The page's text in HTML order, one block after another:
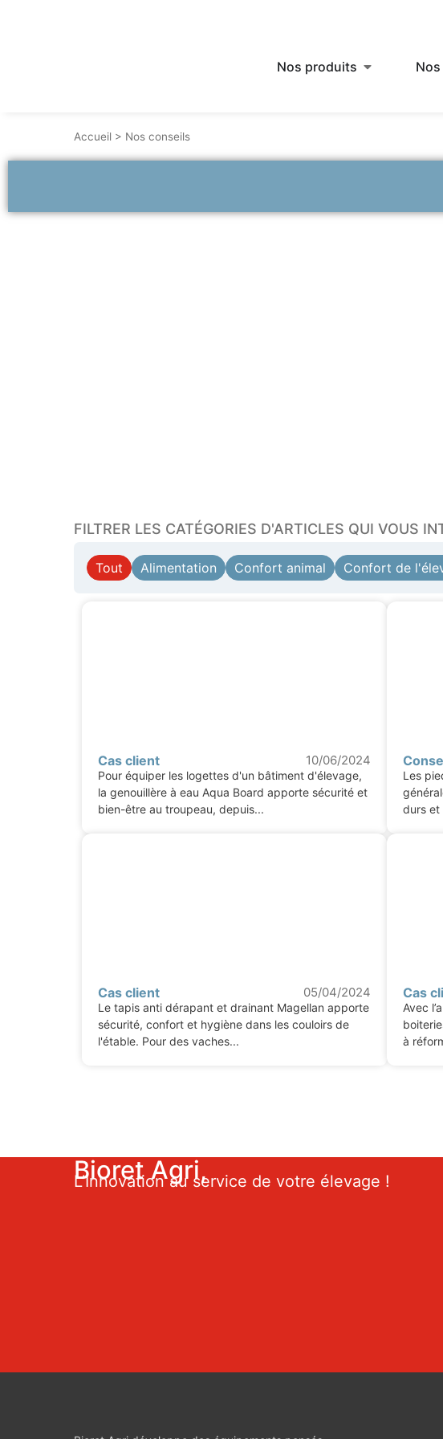
Nos produits
Accueil > Nos conseils
FILTRER LES CATÉGORIES D'ARTICLES QUI VOUS
Alimentation Confort animal Confort de
Tout
Cas client 10/06/2024
Pour équiper les logettes d'un bâtiment d'élevage,
la genouillère à eau Aqua Board apporte sécurité et
bien-être au troupeau, depuis...
Les
durs et
Cas client 05/04/2024
Le tapis anti dérapant et drainant Magellan apporte
sécurité, confort et hygiène dans les couloirs de
l'étable. Pour des vaches...
Cas
Avec
à
Bioret Agri,
L’Innovation au service de votre élevage !